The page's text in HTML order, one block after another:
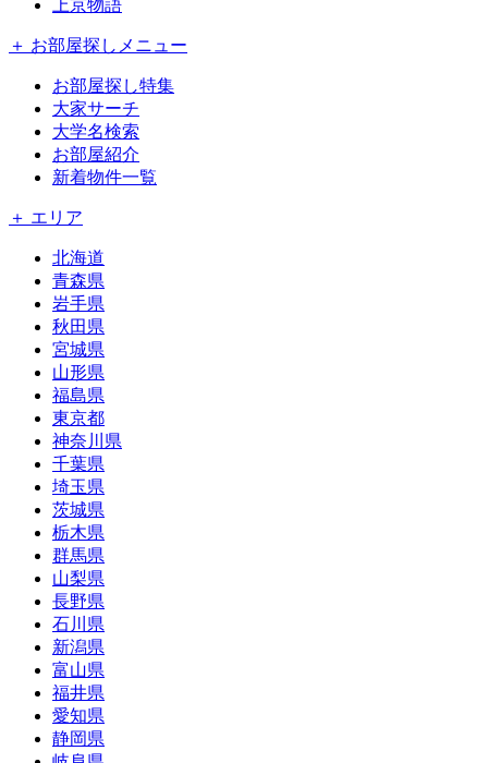
上京物語
＋ お部屋探しメニュー
お部屋探し特集
大家サーチ
大学名検索
お部屋紹介
新着物件一覧
＋ エリア
北海道
青森県
岩手県
秋田県
宮城県
山形県
福島県
東京都
神奈川県
千葉県
埼玉県
茨城県
栃木県
群馬県
山梨県
長野県
石川県
新潟県
富山県
福井県
愛知県
静岡県